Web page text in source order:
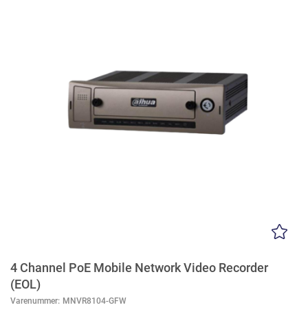
4 Channel PoE Mobile Network Video Recorder
(EOL)
Varenummer: MNVR8104-GFW